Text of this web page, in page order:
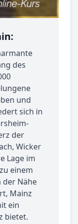
des
und
sich in
der
Wicker
Lage im
einem
Nähe
Mainz
ein
bietet.